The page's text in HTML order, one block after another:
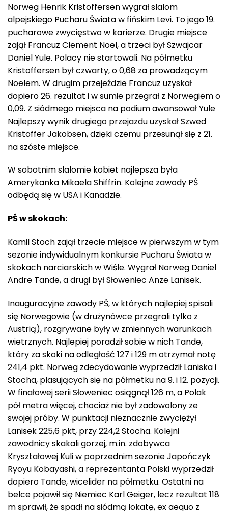
Norweg Henrik Kristoffersen wygrał slalom
alpejskiego Pucharu Świata w fińskim Levi. To jego 19.
pucharowe zwycięstwo w karierze. Drugie miejsce
zajął Francuz Clement Noel, a trzeci był Szwajcar
Daniel Yule. Polacy nie startowali. Na półmetku
Kristoffersen był czwarty, o 0,68 za prowadzącym
Noelem. W drugim przejeździe Francuz uzyskał
dopiero 26. rezultat i w sumie przegrał z Norwegiem o
0,09. Z siódmego miejsca na podium awansował Yule
Najlepszy wynik drugiego przejazdu uzyskał Szwed
Kristoffer Jakobsen, dzięki czemu przesunął się z 21.
na szóste miejsce.
W sobotnim slalomie kobiet najlepsza była
Amerykanka Mikaela Shiffrin. Kolejne zawody PŚ
odbędą się w USA i Kanadzie.
PŚ w skokach:
Kamil Stoch zajął trzecie miejsce w pierwszym w tym
sezonie indywidualnym konkursie Pucharu Świata w
skokach narciarskich w Wiśle. Wygrał Norweg Daniel
Andre Tande, a drugi był Słoweniec Anze Lanisek.
Inauguracyjne zawody PŚ, w których najlepiej spisali
się Norwegowie (w drużynówce przegrali tylko z
Austrią), rozgrywane były w zmiennych warunkach
wietrznych. Najlepiej poradził sobie w nich Tande,
który za skoki na odległość 127 i 129 m otrzymał notę
241,4 pkt. Norweg zdecydowanie wyprzedził Laniska i
Stocha, plasujących się na półmetku na 9. i 12. pozycji.
W finałowej serii Słoweniec osiągnął 126 m, a Polak
pół metra więcej, chociaż nie był zadowolony ze
swojej próby. W punktacji nieznacznie zwyciężył
Lanisek 225,6 pkt, przy 224,2 Stocha. Kolejni
zawodnicy skakali gorzej, m.in. zdobywca
Kryształowej Kuli w poprzednim sezonie Japończyk
Ryoyu Kobayashi, a reprezentanta Polski wyprzedził
dopiero Tande, wicelider na półmetku. Ostatni na
belce pojawił się Niemiec Karl Geiger, lecz rezultat 118
m sprawił, że spadł na siódmą lokatę, ex aequo z